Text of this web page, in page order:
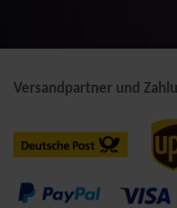
Versandpartner und